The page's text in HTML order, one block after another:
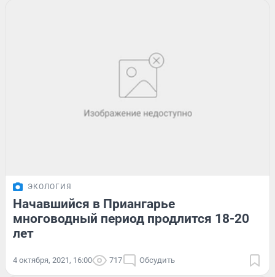
ЭКОЛОГИЯ
Начавшийся в Приангарье
многоводный период продлится 18-20
лет
4 октября, 2021, 16:00 717 Обсудить